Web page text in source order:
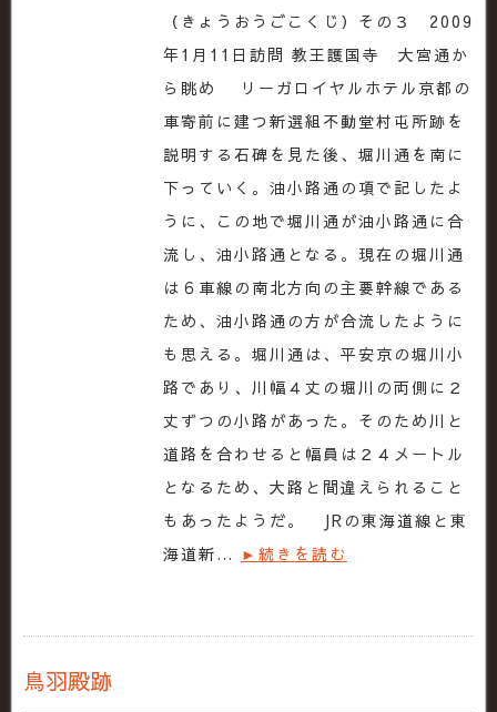
（きょうおうごこくじ）その３ 2009
年1月11日訪問 教王護国寺 大宮通か
ら眺め リーガロイヤルホテル京都の
車寄前に建つ新選組不動堂村屯所跡を
説明する石碑を見た後、堀川通を南に
下っていく。油小路通の項で記したよ
うに、この地で堀川通が油小路通に合
流し、油小路通となる。現在の堀川通
は６車線の南北方向の主要幹線である
ため、油小路通の方が合流したように
も思える。堀川通は、平安京の堀川小
路であり、川幅４丈の堀川の両側に２
丈ずつの小路があった。そのため川と
道路を合わせると幅員は２４メートル
となるため、大路と間違えられること
もあったようだ。 JRの東海道線と東
海道新… ►続きを読む
鳥羽殿跡